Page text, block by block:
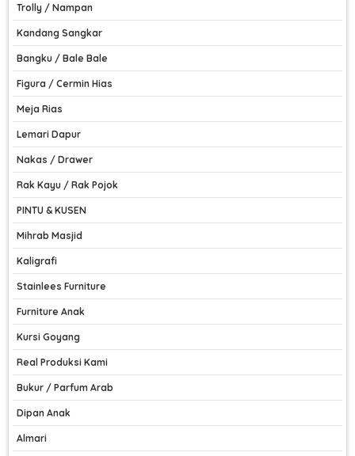
Trolly / Nampan
Kandang Sangkar
Bangku / Bale Bale
Figura / Cermin Hias
Meja Rias
Lemari Dapur
Nakas / Drawer
Rak Kayu / Rak Pojok
PINTU & KUSEN
Mihrab Masjid
Kaligrafi
Stainlees Furniture
Furniture Anak
Kursi Goyang
Real Produksi Kami
Bukur / Parfum Arab
Dipan Anak
Almari